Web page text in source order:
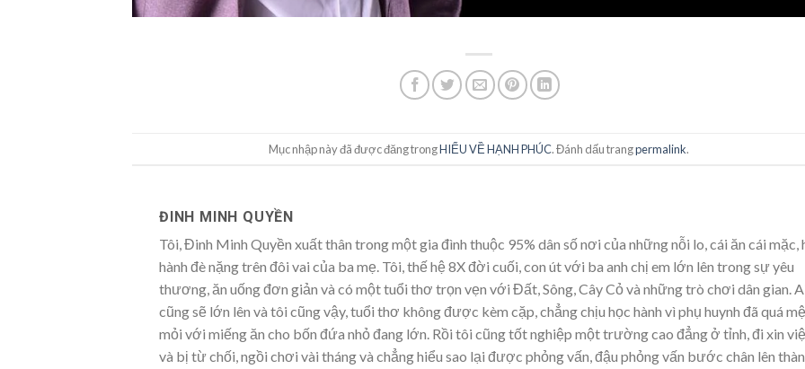
Mục nhập này đã được đăng trongHIỂU VỀ HẠNH PHÚC. Đánh dấu trangpermalink.
ĐINH MINH QUYỀN
Tôi, Đinh Minh Quyền xuất thân trong một gia đình thuộc 95% dân số nơi của những nỗi lo, cái ăn cái mặc,
hành đè nặng trên đôi vai của ba mẹ. Tôi, thế hệ 8X đời cuối, con út với ba anh chị em lớn lên trong sự yêu
thương, ăn uống đơn giản và có một tuổi thơ trọn vẹn với Đất, Sông, Cây Cỏ và những trò chơi dân gian.
cũng sẽ lớn lên và tôi cũng vậy, tuổi thơ không được kèm cặp, chẳng chịu học hành vì phụ huynh đã quá
mỏi với miếng ăn cho bốn đứa nhỏ đang lớn. Rồi tôi cũng tốt nghiệp một trường cao đẳng ở tỉnh, đi xin
và bị từ chối, ngồi chơi vài tháng và chẳng hiểu sao lại được phỏng vấn, đậu phỏng vấn bước chân lên